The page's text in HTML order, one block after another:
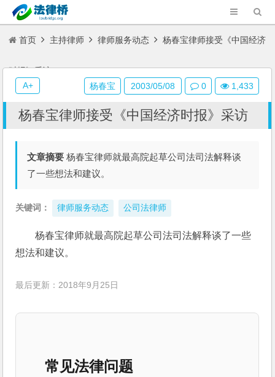
首页 主持律师 律师服务动态 杨春宝律师接受《中国经济
时报》采访
杨春宝律师接受《中国经济时报》采访
文章摘要 杨春宝律师就最高院起草公司法司法解释谈
了一些想法和建议。
关键词： 律师服务动态 公司法律师
杨春宝律师就最高院起草公司法司法解释谈了一些
想法和建议。
最后更新：2018年9月25日
常见法律问题
杨春宝 2003/05/08 0 1,433
A+